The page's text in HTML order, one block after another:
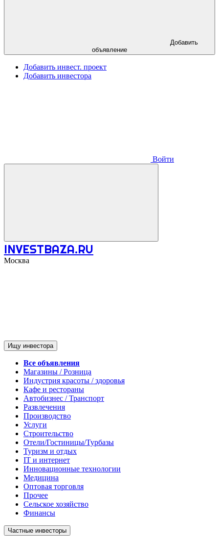
объявление
Добавить инвест. проект
Добавить инвестора
Войти
INVESTBAZA.RU
Москва
Ищу инвестора
Все объявления
Магазины / Розница
Индустрия красоты / здоровья
Кафе и рестораны
Автобизнес / Транспорт
Развлечения
Производство
Услуги
Строительство
Отели/Гостиницы/Турбазы
Туризм и отдых
IT и интернет
Инновационные технологии
Медицина
Оптовая торговля
Прочее
Сельское хозяйство
Финансы
Частные инвесторы